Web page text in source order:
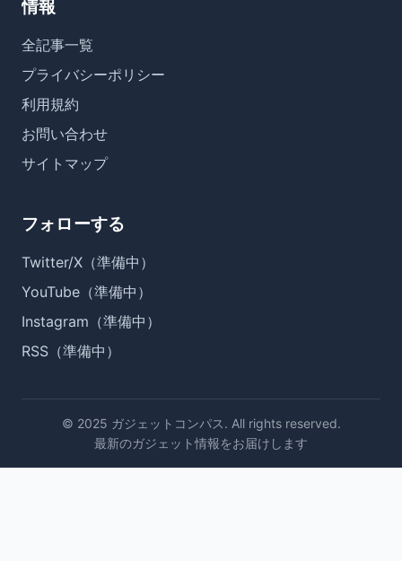
情報
全記事一覧
プライバシーポリシー
利用規約
お問い合わせ
サイトマップ
フォローする
Twitter/X（準備中）
YouTube（準備中）
Instagram（準備中）
RSS（準備中）
© 2025 ガジェットコンパス. All rights reserved.
最新のガジェット情報をお届けします